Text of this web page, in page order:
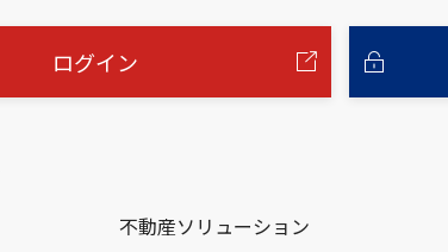
ログイン
不動産ソリューション